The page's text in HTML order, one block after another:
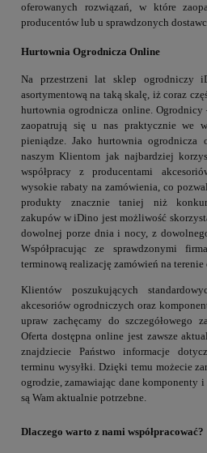
oferowanych rozwiązań, w które
producentów lub u sprawdzonych
Hurtownia Ogrodnicza Online
Na przestrzeni lat sklep ogrodniczy
asortymentową na taką skalę, iż coraz
hurtownia ogrodnicza online.
zaopatrują się u nas praktycznie we
pieniądze. Jako hurtownia ogrodnicza
naszym Klientom jak najbardziej
współpracy z producentami
wysokie rabaty na zamówienia, co
produkty znacznie taniej niż
zakupów w iDino jest możliwość
dowolnej porze dnia i nocy, z
Współpracując ze sprawdzonymi
terminową realizację zamówień na terenie
Klientów poszukujących
akcesoriów ogrodniczych oraz
upraw zachęcamy do szczegółowego
Oferta dostępna online jest zawsze
znajdziecie Państwo informacje
terminu wysyłki. Dzięki temu możecie
ogrodzie, zamawiając dane komponenty
są Wam aktualnie potrzebne.
Dlaczego warto z nami współpracować?